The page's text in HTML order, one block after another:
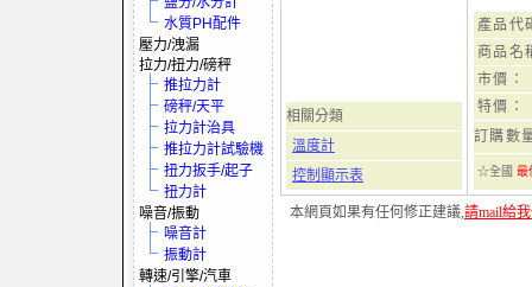
水質PH配件
壓力/洩漏
拉力/扭力/磅秤
推拉力計
磅秤/天平
拉力計治具
推拉力計試驗機
扭力扳手/起子
扭力計
噪音/振動
噪音計
振動計
轉速/引擎/汽車
相關分類
溫度計
控制顯示表
產品代
商品名
市價：
特價：
訂購數
☆全國 最
本網頁如果有任何修正建議,請mail給